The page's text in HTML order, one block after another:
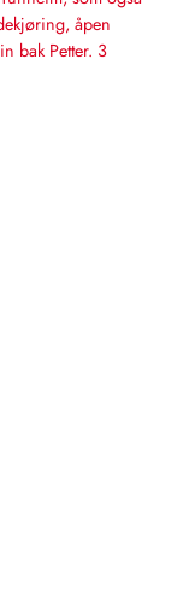
åpen
bak Petter. 3